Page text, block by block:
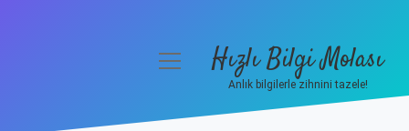
menüyüHızlı Bilgi Molası
Anlık bilgilerle zihnini tazele!